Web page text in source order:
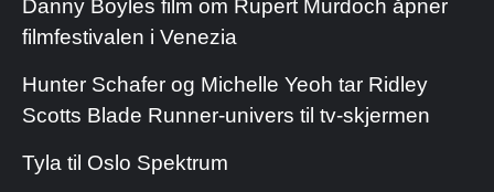
Danny Boyles film om Rupert Murdoch åpner
filmfestivalen i Venezia
Hunter Schafer og Michelle Yeoh tar Ridley
Scotts Blade Runner-univers til tv-skjermen
Tyla til Oslo Spektrum